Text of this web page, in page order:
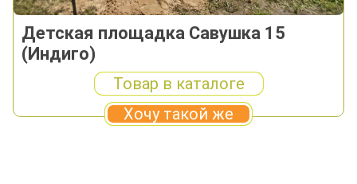
Детская площадка Савушка 15
(Индиго)
Товар в каталоге
Хочу такой же